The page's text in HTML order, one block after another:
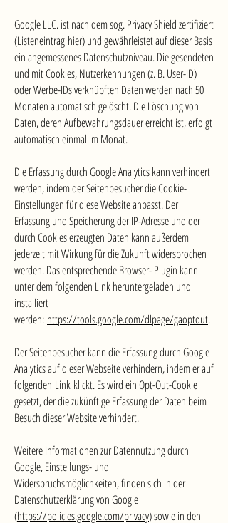
Google LLC. ist nach dem sog. Privacy Shield zertifiziert
(Listeneintrag hier) und gewährleistet auf dieser Basis
ein angemessenes Datenschutzniveau. Die gesendeten
und mit Cookies, Nutzerkennungen (z. B. User-ID)
oder Werbe-IDs verknüpften Daten werden nach 50
Monaten automatisch gelöscht. Die Löschung von
Daten, deren Aufbewahrungsdauer erreicht ist, erfolgt
automatisch einmal im Monat.
Die Erfassung durch Google Analytics kann verhindert
werden, indem der Seitenbesucher die Cookie-
Einstellungen für diese Website anpasst. Der
Erfassung und Speicherung der IP-Adresse und der
durch Cookies erzeugten Daten kann außerdem
jederzeit mit Wirkung für die Zukunft widersprochen
werden. Das entsprechende Browser- Plugin kann
unter dem folgenden Link heruntergeladen und
installiert
werden: https://tools.google.com/dlpage/gaoptout.
Der Seitenbesucher kann die Erfassung durch Google
Analytics auf dieser Webseite verhindern, indem er auf
folgenden Link klickt. Es wird ein Opt-Out-Cookie
gesetzt, der die zukünftige Erfassung der Daten beim
Besuch dieser Website verhindert.
Weitere Informationen zur Datennutzung durch
Google, Einstellungs- und
Widerspruchsmöglichkeiten, finden sich in der
Datenschutzerklärung von Google
(https://policies.google.com/privacy) sowie in den